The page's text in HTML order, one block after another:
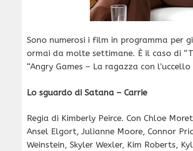
Sono numerosi i film in programma per
ormai da molte settimane. È il caso di
“Angry Games – La ragazza con l’uccello
Lo sguardo di Satana – Carrie
Regia di Kimberly Peirce. Con Chloe
Ansel Elgort, Julianne Moore, Connor
Weinstein, Skyler Wexler, Kim Roberts,